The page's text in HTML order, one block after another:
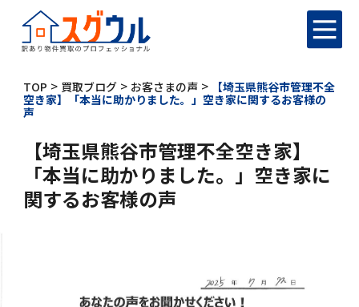
TOP > 買取ブログ > お客さまの声 >
【埼玉県熊谷市管理不全
空き家】「本当に助かりました。」空き家に関するお客様の
声
【埼玉県熊谷市管理不全空き家】
「本当に助かりました。」空き家に
関するお客様の声